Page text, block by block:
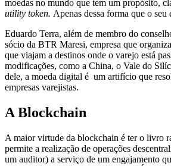
moedas no mundo que tem um propósito,
utility token. Apenas dessa forma que o seu
Eduardo Terra, além de membro do
sócio da BTR Maresi, empresa que
que viajam a destinos onde o varejo está
modificações, como a China, o Vale do
dele, a moeda digital é um artifício que
empresas varejistas.
A Blockchain
A maior virtude da blockchain é ter o livro
permite a realização de operações
um auditor) a serviço de um engajamento